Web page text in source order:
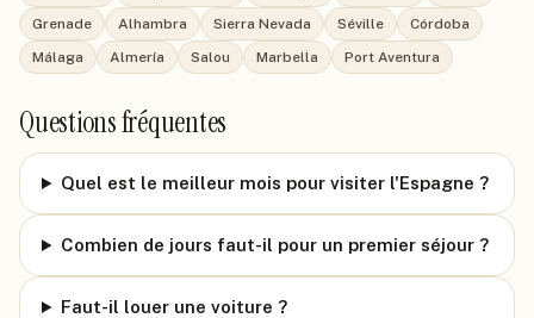
Grenade
Alhambra Sierra Nevada Séville
Córdoba
Málaga
Almería Salou Marbella Port Aventura
Questions fréquentes
Quel est le meilleur mois pour visiter l'Espagne ?
Combien de jours faut-il pour un premier séjour ?
Faut-il louer une voiture ?